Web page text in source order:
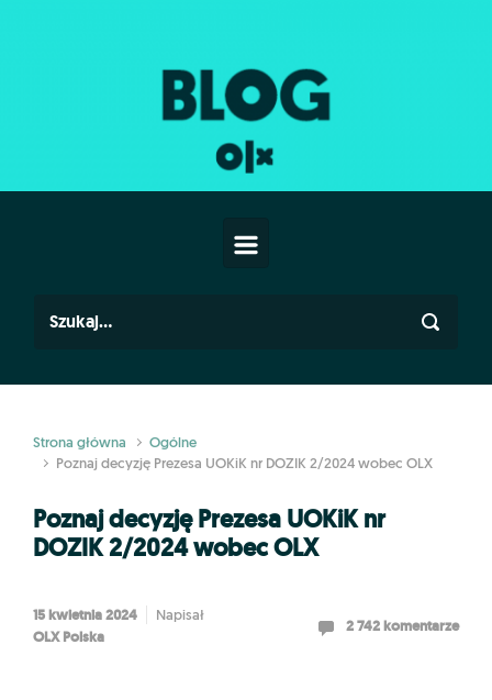
Strona główna
Ogólne
Poznaj decyzję Prezesa UOKiK nr DOZIK 2/2024 wobec OLX
Poznaj decyzję Prezesa UOKiK nr
DOZIK 2/2024 wobec OLX
15 kwietnia 2024 Napisał
OLX Polska
2 742 komentarze